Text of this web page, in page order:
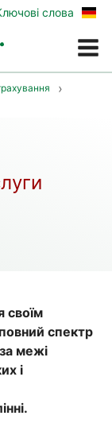
Меню
слова
Zur
своїм
спектр
межі
і